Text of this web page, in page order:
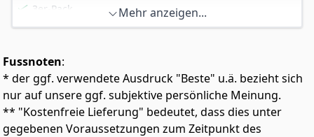
3er-Pack
Mehr anzeigen...
Fussnoten:
* der ggf. verwendete Ausdruck "Beste" u.ä. bezieht sich
nur auf unsere ggf. subjektive persönliche Meinung.
** "Kostenfreie Lieferung" bedeutet, dass dies unter
gegebenen Voraussetzungen zum Zeitpunkt des